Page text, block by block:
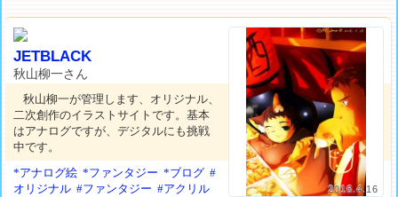
2016.4.16
JETBLACK
秋山柳一さん
秋山柳一が管理します、オリジナル、
二次創作のイラストサイトです。基本
はアナログですが、デジタルにも挑戦
中です。
*アナログ絵 *ファンタジー *ブログ #
オリジナル #ファンタジー #アクリル